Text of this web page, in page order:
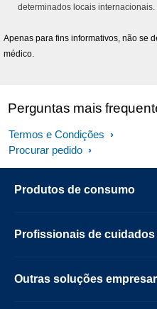
determinados locais internacionais.
Apenas para fins informativos, não se
médico.
Perguntas mais
Termos e Condições
Procurar pedido
Produtos de consumo
Profissionais de
Outras soluções